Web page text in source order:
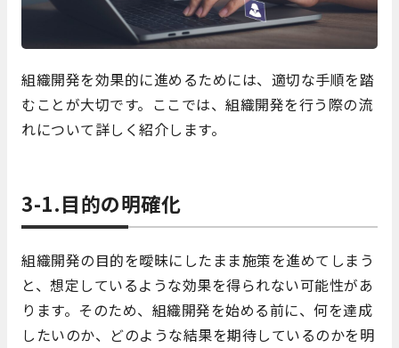
組織開発を効果的に進めるためには、適切な手順を踏
むことが大切です。ここでは、組織開発を行う際の流
れについて詳しく紹介します。
3-1.目的の明確化
組織開発の目的を曖昧にしたまま施策を進めてしまう
と、想定しているような効果を得られない可能性があ
ります。そのため、組織開発を始める前に、何を達成
したいのか、どのような結果を期待しているのかを明